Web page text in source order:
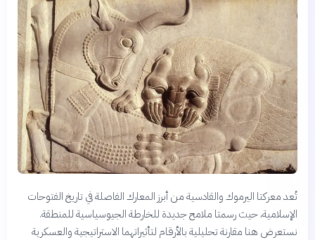
تُعد معركتا اليرموك والقادسية من أبرز المعارك الفاصلة في تاريخ الفتوحات
الإسلامية، حيث رسمتا ملامح جديدة للخارطة الجيوسياسية للمنطقة.
نستعرض هنا مقارنة تحليلية بالأرقام لتأثيراتهما الاستراتيجية والعسكرية